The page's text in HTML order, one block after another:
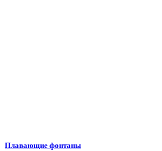
Плавающие фонтаны